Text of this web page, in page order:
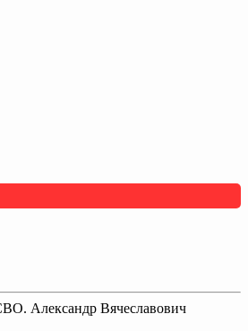
Александр Вячеславович